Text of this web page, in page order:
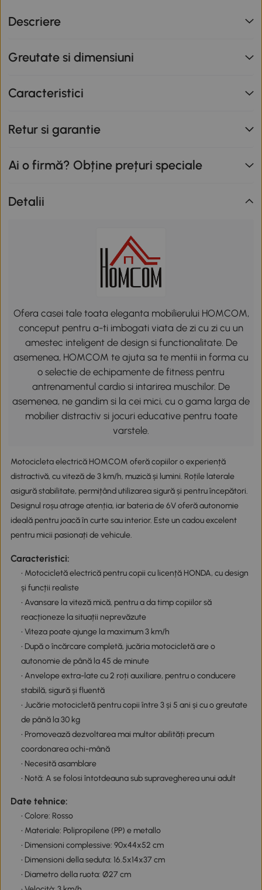
Descriere
Greutate si dimensiuni
Caracteristici
Retur si garantie
Ai o firmă? Obține prețuri speciale
Detalii
Ofera casei tale toata eleganta mobilierului HOMCOM,
conceput pentru a-ti imbogati viata de zi cu zi cu un
amestec inteligent de design si functionalitate. De
asemenea, HOMCOM te ajuta sa te mentii in forma cu
o selectie de echipamente de fitness pentru
antrenamentul cardio si intarirea muschilor. De
asemenea, ne gandim si la cei mici, cu o gama larga de
mobilier distractiv si jocuri educative pentru toate
varstele.
Motocicleta electrică HOMCOM oferă copiilor o experiență
distractivă, cu viteză de 3 km/h, muzică și lumini. Roțile laterale
asigură stabilitate, permițând utilizarea sigură și pentru începători.
Designul roșu atrage atenția, iar bateria de 6V oferă autonomie
ideală pentru joacă în curte sau interior. Este un cadou excelent
pentru micii pasionați de vehicule.
Caracteristici:
• Motocicletă electrică pentru copii cu licență HONDA, cu design
și funcții realiste
• Avansare la viteză mică, pentru a da timp copiilor să
reacționeze la situații neprevăzute
• Viteza poate ajunge la maximum 3 km/h
• După o încărcare completă, jucăria motocicletă are o
autonomie de până la 45 de minute
• Anvelope extra-late cu 2 roți auxiliare, pentru o conducere
stabilă, sigură și fluentă
• Jucărie motocicletă pentru copii între 3 și 5 ani și cu o greutate
de până la 30 kg
• Promovează dezvoltarea mai multor abilități precum
coordonarea ochi-mână
• Necesită asamblare
• Notă: A se folosi întotdeauna sub supravegherea unui adult
Date tehnice:
• Colore: Rosso
• Materiale: Polipropilene (PP) e metallo
• Dimensioni complessive: 90x44x52 cm
• Dimensioni della seduta: 16.5x14x37 cm
• Diametro della ruota: Ø27 cm